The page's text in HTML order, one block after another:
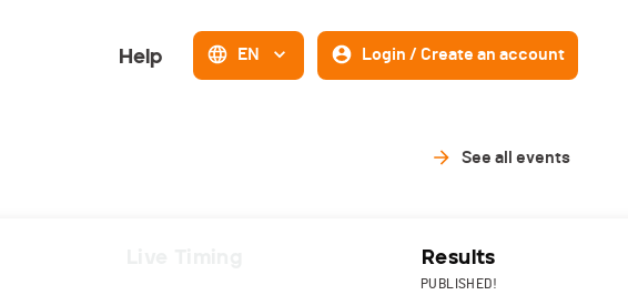
Help EN Login / Create an account
See all events
Results
PUBLISHED!